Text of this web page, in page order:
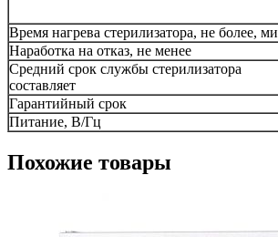
Время нагрева стерилизатора, не более,
Наработка на отказ, не менее
Средний срок службы стерилизатора
составляет
Гарантийный срок
Питание, В/Гц
Похожие товары